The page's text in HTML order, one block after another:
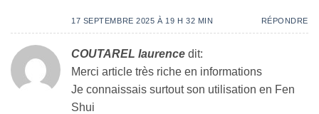
17 SEPTEMBRE 2025 À 19 H 32 MIN RÉPONDRE
COUTAREL laurence dit:
Merci article très riche en informations
Je connaissais surtout son utilisation en Fen
Shui